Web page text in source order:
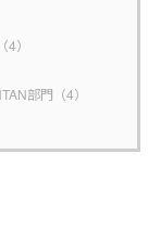
）
部門（4）